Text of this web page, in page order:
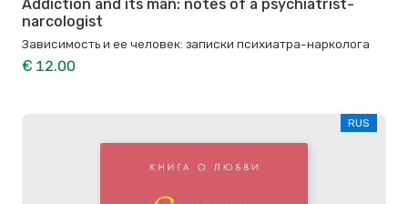
Addiction and its man: notes of a psychiatrist-
narcologist
Зависимость и ее человек: записки психиатра-нарколога
€ 12.00
RUS